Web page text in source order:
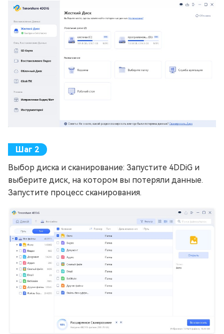
Выбор диска и сканирование: Запустите 4DDiG и
выберите диск, на котором вы потеряли данные.
Запустите процесс сканирования.